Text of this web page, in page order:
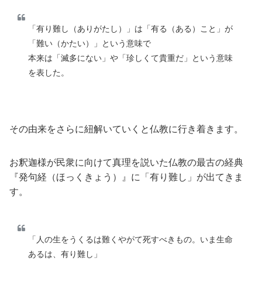
「有り難し（ありがたし）」は「有る（ある）こと」が
「難い（かたい）」という意味で
本来は「滅多にない」や「珍しくて貴重だ」という意味
を表した。
その由来をさらに紐解いていくと仏教に行き着きます。
お釈迦様が民衆に向けて真理を説いた仏教の最古の経典
『発句経（ほっくきょう）』に「有り難し」が出てきま
す。
「人の生をうくるは難くやがて死すべきもの。いま生命
あるは、有り難し」